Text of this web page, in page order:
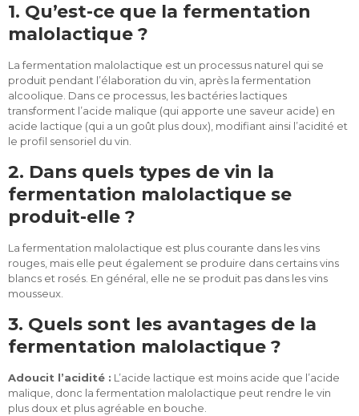
1. Qu’est-ce que la fermentation
malolactique ?
La fermentation malolactique est un processus naturel qui se
produit pendant l’élaboration du vin, après la fermentation
alcoolique. Dans ce processus, les bactéries lactiques
transforment l’acide malique (qui apporte une saveur acide) en
acide lactique (qui a un goût plus doux), modifiant ainsi l’acidité et
le profil sensoriel du vin.
2. Dans quels types de vin la
fermentation malolactique se
produit-elle ?
La fermentation malolactique est plus courante dans les vins
rouges, mais elle peut également se produire dans certains vins
blancs et rosés. En général, elle ne se produit pas dans les vins
mousseux.
3. Quels sont les avantages de la
fermentation malolactique ?
Adoucit l’acidité : L’acide lactique est moins acide que l’acide
malique, donc la fermentation malolactique peut rendre le vin
plus doux et plus agréable en bouche.